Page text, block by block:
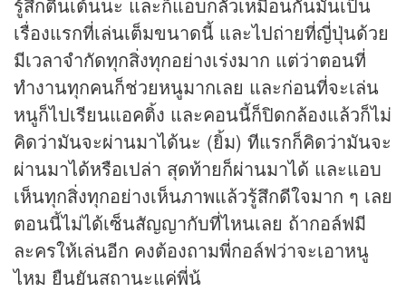
เรื่องแรกที่เล่นเต็มขนาดนี้ และไปถ่ายที่ญี่ปุ่นด้วย
มีเวลาจำกัดทุกสิ่งทุกอย่างเร่งมาก แต่ว่าตอนที่
ทำงานทุกคนก็ช่วยหนูมากเลย และก่อนที่จะเล่น
หนูก็ไปเรียนแอคติ้ง และคอนนี้ก็ปิดกล้องแล้วก็ไม่
คิดว่ามันจะผ่านมาได้นะ (ยิ้ม) ทีแรกก็คิดว่ามันจะ
ผ่านมาได้หรือเปล่า สุดท้ายก็ผ่านมาได้ และแอบ
เห็นทุกสิ่งทุกอย่างเห็นภาพแล้วรู้สึกดีใจมาก ๆ เลย
ตอนนี้ไม่ได้เซ็นสัญญากับที่ไหนเลย ถ้ากอล์ฟมี
ละครให้เล่นอีก คงต้องถามพี่กอล์ฟว่าจะเอาหนู
ไหม ยืนยันสถานะแค่พี่น้